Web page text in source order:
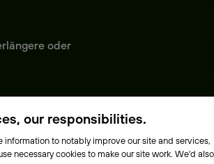
oder
our responsibilities.
information to notably improve our site and services,
necessary cookies to make our site work. We'd